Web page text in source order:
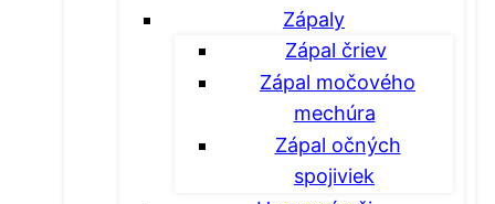
Zápaly
Zápal čriev
Zápal močového
mechúra
Zápal očných
spojiviek